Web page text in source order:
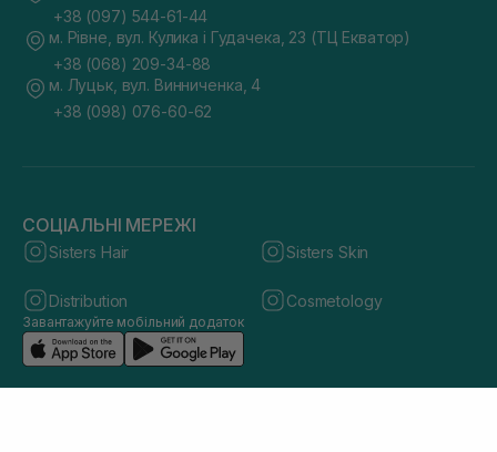
+38 (097) 544-61-44
м. Рівне, вул. Кулика і Гудачека, 23 (ТЦ Екватор)
+38 (068) 209-34-88
м. Луцьк, вул. Винниченка, 4
+38 (098) 076-60-62
СОЦІАЛЬНІ МЕРЕЖІ
Sisters Hair Sisters Skin
Distribution Cosmetology
Завантажуйте мобільний додаток